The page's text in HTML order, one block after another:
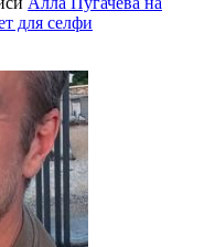
для селфи